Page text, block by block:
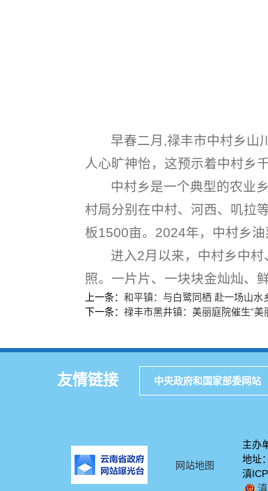
早春二月,禄丰市中村乡山
人心旷神怡，这预示着中村乡
中村乡是一个典型的农业
村局分别在中村、河西、叽拉
板1500亩。2024年，中村乡
进入2月以来，中村乡中
照。一片片、一块块金灿灿、
上一条： 和平镇：与白鹭同栖 赴一场山水
下一条： 禄丰市黑井镇：美丽庭院催生“美
友情链接 中央政府和国家部委网站
网站地图
主办
地址
滇